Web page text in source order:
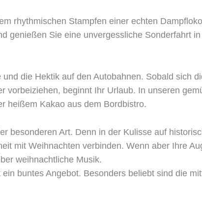
rhythmischen Stampfen einer echten
genießen Sie eine unvergessliche Sonderfahrt
die Hektik auf den Autobahnen. Sobald sich
beginnt Ihr Urlaub. In unseren
heißem Kakao aus dem Bordbistro.
besonderen Art. Denn in der Kulisse auf
mit Weihnachten verbinden. Wenn aber Ihre
weihnachtliche Musik.
buntes Angebot. Besonders beliebt sind die